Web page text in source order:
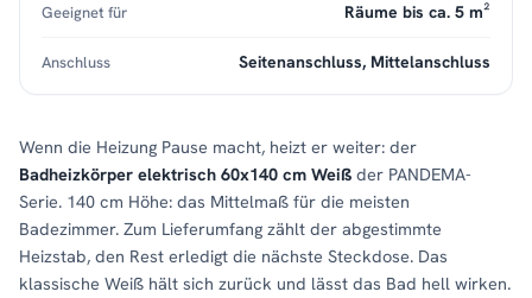
Wenn die Heizung Pause macht, heizt er weiter: der
Badheizkörper elektrisch 60x140 cm Weiß der PANDEMA-
Serie. 140 cm Höhe: das Mittelmaß für die meisten
Badezimmer. Zum Lieferumfang zählt der abgestimmte
Heizstab, den Rest erledigt die nächste Steckdose. Das
klassische Weiß hält sich zurück und lässt das Bad hell wirken.
Geeignet für Räume bis ca. 5 m²
Anschluss Seitenanschluss, Mittelanschluss